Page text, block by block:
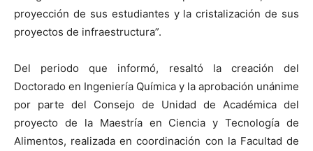
proyección de sus estudiantes y la cristalización de sus
proyectos de infraestructura”.
Del periodo que informó, resaltó la creación del
Doctorado en Ingeniería Química y la aprobación unánime
por parte del Consejo de Unidad de Académica del
proyecto de la Maestría en Ciencia y Tecnología de
Alimentos, realizada en coordinación con la Facultad de